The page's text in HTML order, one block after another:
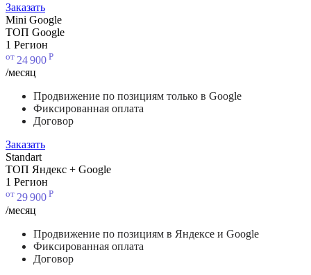
Заказать
Mini Google
ТОП Google
1 Регион
от 24900 Р
/месяц
Продвижение по позициям только в Google
Фиксированная оплата
Договор
Заказать
Standart
ТОП Яндекс + Google
1 Регион
от 29900 Р
/месяц
Продвижение по позициям в Яндексе и Google
Фиксированная оплата
Договор